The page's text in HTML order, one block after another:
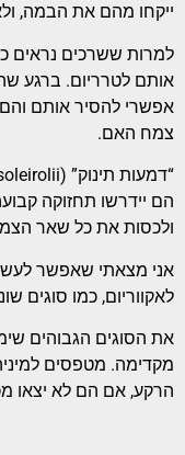
ייקחו מהם את הבמה,
למרות ששרכים נראים
אותם לטרריום. ברגע
אפשרי להסיר אותם
צמח האם.
הם יידרשו תחזוקה
ולכסות את כל שאר
אני מצאתי שאפשר
לאקווריום, כמו סוגים
את הסוגים הגבוהים
מקדימה. מטפסים
הרקע, אם הם לא יצאו